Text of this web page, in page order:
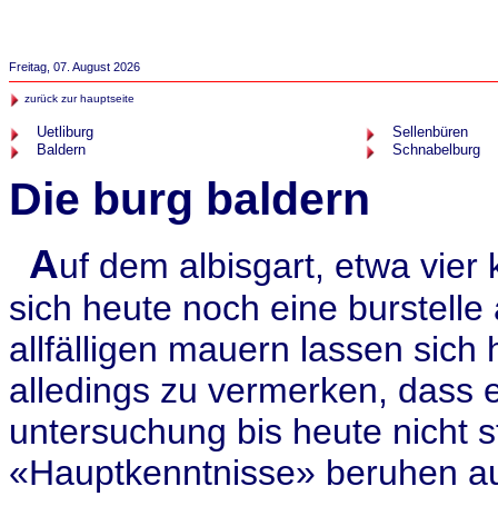
Freitag, 07. August 2026
zurück zur hauptseite
Uetliburg
Sellenbüren
Baldern
Schnabelburg
Die burg baldern
Auf dem albisgart, etwa vier
sich heute noch eine
allfälligen mauern lassen sich
alledings zu vermerken, dass
untersuchung bis heute nicht
«Hauptkenntnisse» beruhen